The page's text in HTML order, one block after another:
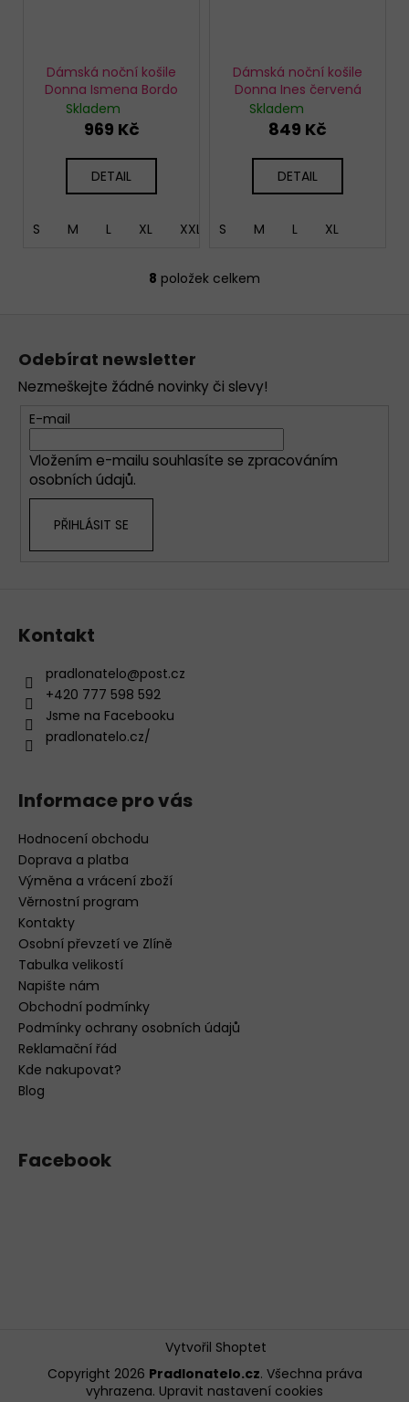
Dámská noční košile
Donna Ismena Bordo
Skladem
969 Kč
DETAIL
S M L XL XXL
Dámská noční košile
Donna Ines červená
Skladem
849 Kč
DETAIL
S M L XL
O
a
í
p
r
8 položek celkem
Odebírat newsletter
Nezmeškejte žádné novinky či slevy!
E-mail
Vložením e-mailu souhlasíte se zpracováním
osobních údajů.
PŘIHLÁSIT SE
Kontakt
pradlonatelo@post.cz
+420 777 598 592
Jsme na Facebooku
pradlonatelo.cz/
Informace pro vás
Hodnocení obchodu
Doprava a platba
Výměna a vrácení zboží
Věrnostní program
Kontakty
Osobní převzetí ve Zlíně
Tabulka velikostí
Napište nám
Obchodní podmínky
Podmínky ochrany osobních údajů
Reklamační řád
Kde nakupovat?
Blog
Facebook
Vytvořil Shoptet
Copyright 2026 Pradlonatelo.cz. Všechna práva
vyhrazena. Upravit nastavení cookies